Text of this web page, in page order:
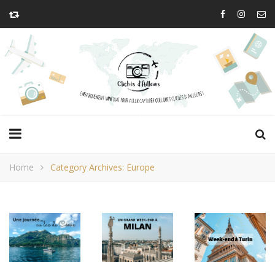
Home Category Archives: Europe